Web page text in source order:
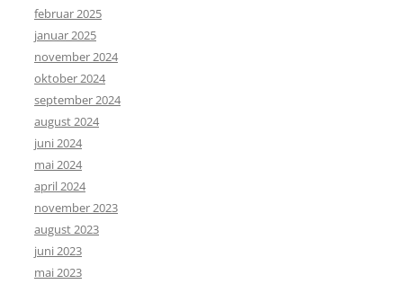
februar 2025
januar 2025
november 2024
oktober 2024
september 2024
august 2024
juni 2024
mai 2024
april 2024
november 2023
august 2023
juni 2023
mai 2023